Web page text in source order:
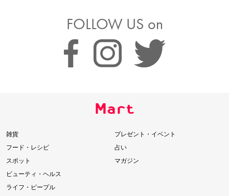
FOLLOW US on
雑貨
フード・レシピ
スポット
ビューティ・ヘルス
ライフ・ピープル
プレゼント・イベント
占い
マガジン